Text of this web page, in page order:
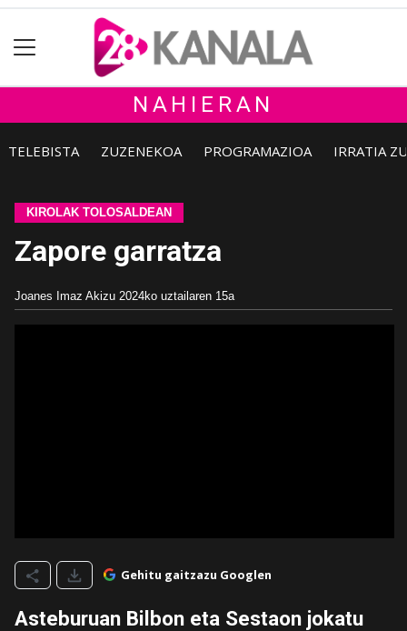
NAHIERAN
TELEBISTA ZUZENEKOA PROGRAMAZIOA IRRATIA
KIROLAK TOLOSALDEAN
Zapore garratza
Joanes Imaz Akizu 2024ko uztailaren 15a
Gehitu gaitzazu Googlen
Asteburuan Bilbon eta Sestaon jokatu